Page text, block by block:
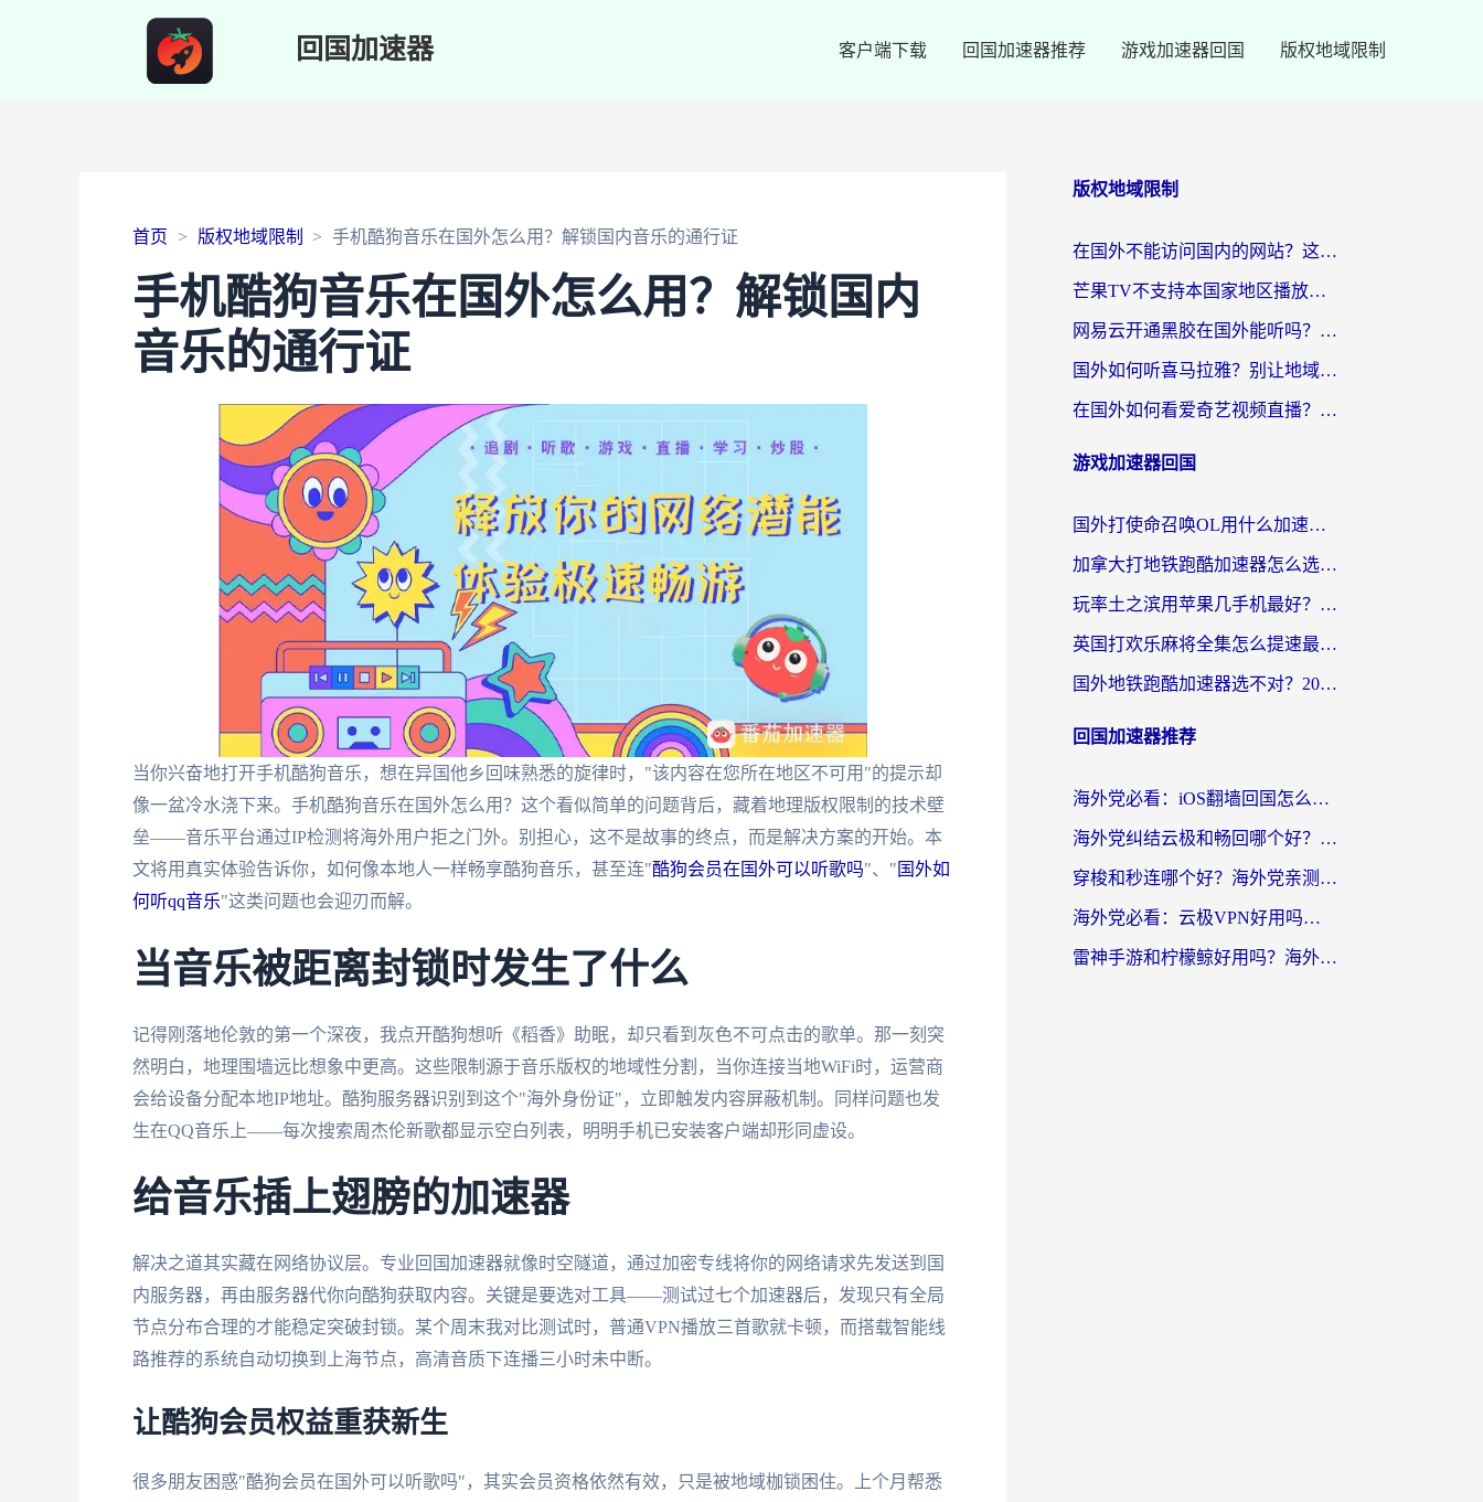
回国加速器 客户端下载 回国加速器推荐 游戏加速器回国 版权地域限制
首页 版权地域限制 手机酷狗音乐在国外怎么用？解锁国内音乐的通行证
手机酷狗音乐在国外怎么用？解锁国内
音乐的通行证
当你兴奋地打开手机酷狗音乐，想在异国他乡回味熟悉的旋律时，"该内容在您所在地区不可用"的提示却
像一盆冷水浇下来。手机酷狗音乐在国外怎么用？这个看似简单的问题背后，藏着地理版权限制的技术壁
垒——音乐平台通过IP检测将海外用户拒之门外。别担心，这不是故事的终点，而是解决方案的开始。本
文将用真实体验告诉你，如何像本地人一样畅享酷狗音乐，甚至连"酷狗会员在国外可以听歌吗"、" 国外如
何听qq音乐"这类问题也会迎刃而解。
当音乐被距离封锁时发生了什么
记得刚落地伦敦的第一个深夜，我点开酷狗想听《稻香》助眠，却只看到灰色不可点击的歌单。那一刻突
然明白，地理围墙远比想象中更高。这些限制源于音乐版权的地域性分割，当你连接当地WiFi时，运营商
会给设备分配本地IP地址。酷狗服务器识别到这个"海外身份证"，立即触发内容屏蔽机制。同样问题也发
生在QQ音乐上——每次搜索周杰伦新歌都显示空白列表，明明手机已安装客户端却形同虚设。
给音乐插上翅膀的加速器
解决之道其实藏在网络协议层。专业回国加速器就像时空隧道，通过加密专线将你的网络请求先发送到国
内服务器，再由服务器代你向酷狗获取内容。关键是要选对工具——测试过七个加速器后，发现只有全局
节点分布合理的才能稳定突破封锁。某个周末我对比测试时，普通VPN播放三首歌就卡顿，而搭载智能线
路推荐的系统自动切换到上海节点，高清音质下连播三小时未中断。
让酷狗会员权益重获新生
很多朋友困惑"酷狗会员在国外可以听歌吗"，其实会员资格依然有效，只是被地域枷锁困住。上个月帮悉
版权地域限制
在国外不能访问国内的网站？这篇攻略帮你无缝连接家乡资源
芒果TV不支持本国家地区播放该怎么解决？海外党追剧看片的终极指南
网易云开通黑胶在国外能听吗？海外党亲测有效的回国听音乐方案
国外如何听喜马拉雅？别让地域限制，断了你的中文声音陪伴
在国外如何看爱奇艺视频直播？海外党亲测有效的回国加速器指南
游戏加速器回国
国外打使命召唤OL用什么加速器最好？海外玩家国服畅玩全攻略（附小众游戏加速技巧）
加拿大打地铁跑酷加速器怎么选？2026海外玩家实测指南（附王国纪元保卫萝卜3加速技巧）
玩率土之滨用苹果几手机最好？海外党必看的国服游戏加速+设备选择指南
英国打欢乐麻将全集怎么提速最快？海外党亲测有效的国服游戏加速指南
国外地铁跑酷加速器选不对？2026海外玩家必看的国服游戏加速全攻略
回国加速器推荐
海外党必看：iOS翻墙回国怎么选？一篇搞定无缝访问国内资源
海外党纠结云极和畅回哪个好？一篇讲透回国加速器怎么选（附避坑指南）
穿梭和秒连哪个好？海外党亲测3款回国加速器，教你在国外正常浏览国内网站
海外党必看：云极VPN好用吗？和GoLinkVPN对比哪个回国效果更好？附真实体验指南
雷神手游和柠檬鲸好用吗？海外党亲测3款回国加速器，教你避开破解VPN坑